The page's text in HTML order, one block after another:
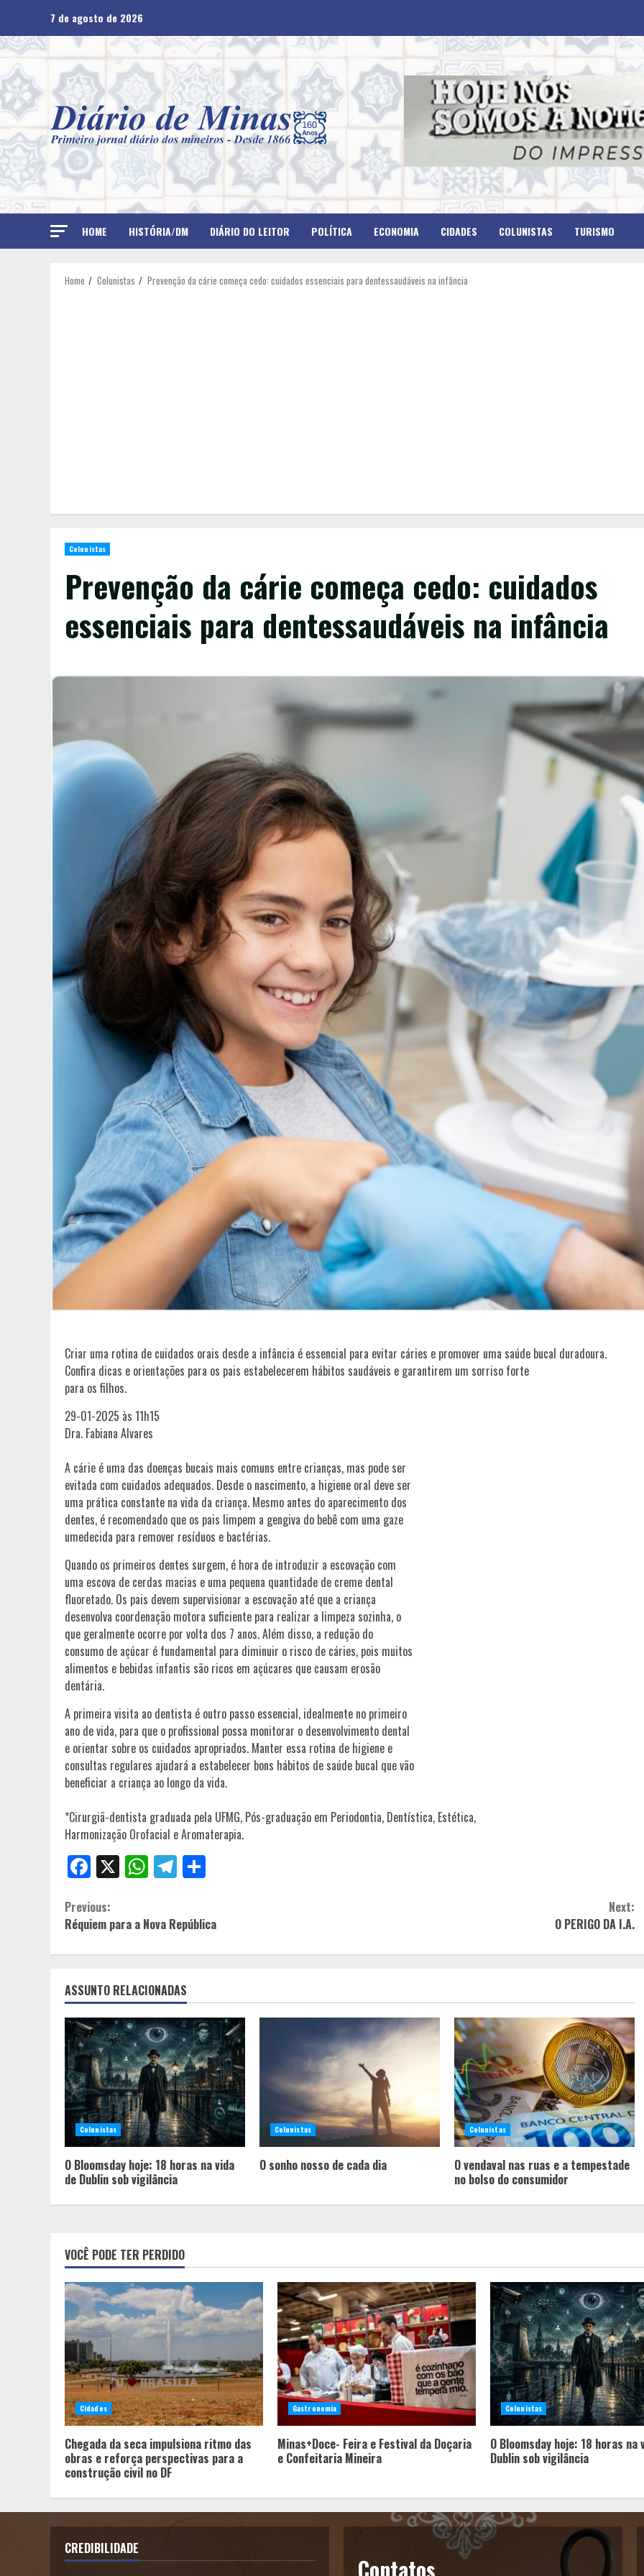
content
7 de agosto de 2026
HOME HISTÓRIA/DM DIÁRIO DO LEITOR POLÍTICA ECONOMIA CIDADES COLUNISTAS TURISMO
Home Colunistas Prevenção da cárie começa cedo: cuidados essenciais para dentessaudáveis na infância
Colunistas
Prevenção da cárie começa cedo: cuidados
essenciais para dentessaudáveis na infância
Criar uma rotina de cuidados orais desde a infância é essencial para evitar cáries e promover uma saúde bucal duradoura.
Confira dicas e orientações para os pais estabelecerem hábitos saudáveis e garantirem um sorriso forte
para os filhos.
29-01-2025 às 11h15
Dra. Fabiana Alvares
A cárie é uma das doenças bucais mais comuns entre crianças, mas pode ser
evitada com cuidados adequados. Desde o nascimento, a higiene oral deve ser
uma prática constante na vida da criança. Mesmo antes do aparecimento dos
dentes, é recomendado que os pais limpem a gengiva do bebê com uma gaze
umedecida para remover resíduos e bactérias.
Quando os primeiros dentes surgem, é hora de introduzir a escovação com
uma escova de cerdas macias e uma pequena quantidade de creme dental
fluoretado. Os pais devem supervisionar a escovação até que a criança
desenvolva coordenação motora suficiente para realizar a limpeza sozinha, o
que geralmente ocorre por volta dos 7 anos. Além disso, a redução do
consumo de açúcar é fundamental para diminuir o risco de cáries, pois muitos
alimentos e bebidas infantis são ricos em açúcares que causam erosão
dentária.
A primeira visita ao dentista é outro passo essencial, idealmente no primeiro
ano de vida, para que o profissional possa monitorar o desenvolvimento dental
e orientar sobre os cuidados apropriados. Manter essa rotina de higiene e
consultas regulares ajudará a estabelecer bons hábitos de saúde bucal que vão
beneficiar a criança ao longo da vida.
*Cirurgiã-dentista graduada pela UFMG, Pós-graduação em Periodontia, Dentística, Estética,
Harmonização Orofacial e Aromaterapia.
Facebook
X WhatsApp
Telegram
Continue
Reading
Previous:
Réquiem para a Nova República
Next:
O PERIGO DA I.A.
ASSUNTO RELACIONADAS
Colunistas
O Bloomsday hoje: 18 horas na vida
de Dublin sob vigilância
Colunistas
O sonho nosso de cada dia
Colunistas
O vendaval nas ruas e a tempestade
no bolso do consumidor
VOCÊ PODE TER PERDIDO
Cidades
Chegada da seca impulsiona ritmo das
obras e reforça perspectivas para a
construção civil no DF
Gastronomia
Minas+Doce- Feira e Festival da Doçaria
e Confeitaria Mineira
Colunistas
O Bloomsday hoje: 18 horas na
Dublin sob vigilância
CREDIBILIDADE
Contatos